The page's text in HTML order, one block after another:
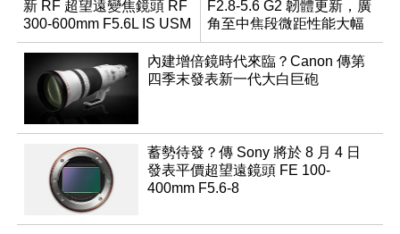
新 RF 超望遠變焦鏡頭 RF
300-600mm F5.6L IS USM
F2.8-5.6 G2 韌體更新，廣
角至中焦段微距性能大幅
升級
內建增倍鏡時代來臨？Canon 傳第
四季末發表新一代大白巨砲
蓄勢待發？傳 Sony 將於 8 月 4 日
發表平價超望遠鏡頭 FE 100-
400mm F5.6-8